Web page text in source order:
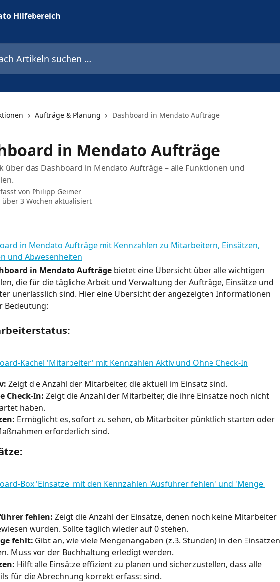
suchen …
Aufträge & Planung Dashboard in Mendato Aufträge
in Mendato Aufträge
über das Dashboard in Mendato Aufträge – alle Funktionen und
von Philipp Geimer
über 3 Wochen aktualisiert
in Mendato Aufträge bietet eine Übersicht über alle wichtigen
die für die tägliche Arbeit und Verwaltung der Aufträge, Einsätze und
unerlässlich sind. Hier eine Übersicht der angezeigten Informationen
Bedeutung:
Zeigt die Anzahl der Mitarbeiter, die aktuell im Einsatz sind.
Check-In: Zeigt die Anzahl der Mitarbeiter, die ihre Einsätze noch nicht
haben.
Ermöglicht es, sofort zu sehen, ob Mitarbeiter pünktlich starten oder
erforderlich sind.
fehlen: Zeigt die Anzahl der Einsätze, denen noch keine Mitarbeiter
wurden. Sollte täglich wieder auf 0 stehen.
fehlt: Gibt an, wie viele Mengenangaben (z.B. Stunden) in den Einsätzen
Muss vor der Buchhaltung erledigt werden.
Hilft alle Einsätze effizient zu planen und sicherzustellen, dass alle
für die Abrechnung korrekt erfasst sind.